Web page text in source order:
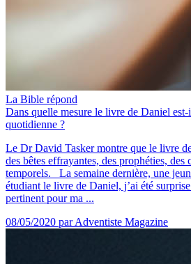
La Bible répond
Dans quelle mesure le livre de Daniel
quotidienne ?
Le Dr David Tasker montre que le livre
des bêtes effrayantes, des prophéties, des
temporels. La semaine dernière, une
étudiant le livre de Daniel, j’ai été
pertinent pour ma ...
08/05/2020 par Adventiste Magazine